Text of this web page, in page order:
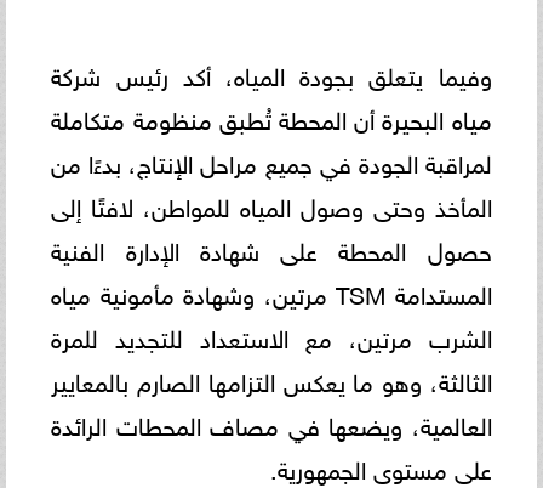
وفيما يتعلق بجودة المياه، أكد رئيس شركة
مياه البحيرة أن المحطة تُطبق منظومة متكاملة
لمراقبة الجودة في جميع مراحل الإنتاج، بدءًا من
المأخذ وحتى وصول المياه للمواطن، لافتًا إلى
حصول المحطة على شهادة الإدارة الفنية
المستدامة TSM مرتين، وشهادة مأمونية مياه
الشرب مرتين، مع الاستعداد للتجديد للمرة
الثالثة، وهو ما يعكس التزامها الصارم بالمعايير
العالمية، ويضعها في مصاف المحطات الرائدة
على مستوى الجمهورية.